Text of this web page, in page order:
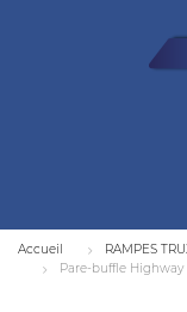
Accueil RAMPES
Pare-buffle Highway